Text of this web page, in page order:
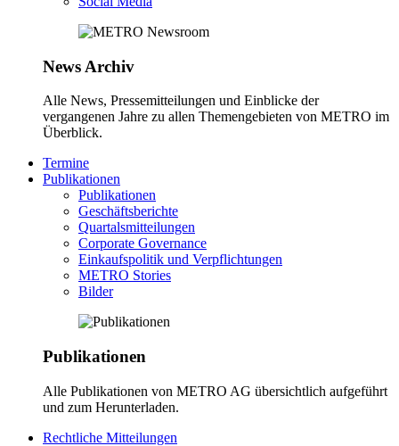
News Archiv
Alle News, Pressemitteilungen und Einblicke der
vergangenen Jahre zu allen Themengebieten von METRO im
Überblick.
Termine
Publikationen
Publikationen
Geschäftsberichte
Quartalsmitteilungen
Corporate Governance
Einkaufspolitik und Verpflichtungen
METRO Stories
Bilder
Publikationen
Alle Publikationen von METRO AG übersichtlich aufgeführt
und zum Herunterladen.
Rechtliche Mitteilungen